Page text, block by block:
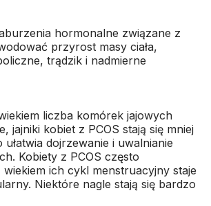
hormonalne związane z
przyrost masy ciała,
trądzik i nadmierne
liczba komórek jajowych
jajniki kobiet z PCOS stają się mniej
ułatwia dojrzewanie i uwalnianie
Kobiety z PCOS często
ich cykl menstruacyjny staje
Niektóre nagle stają się bardzo